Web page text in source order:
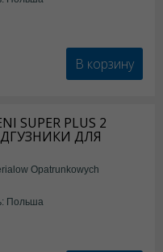
В корзину
SUPER PLUS 2
ДЛЯ
Opatrunkowych
Польша